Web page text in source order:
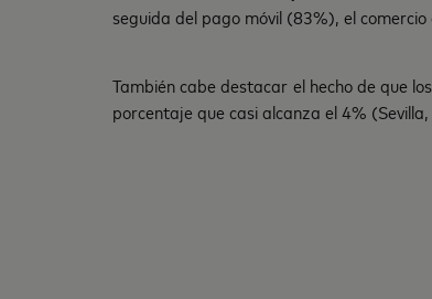
seguida del pago móvil (83%), el
También cabe destacar el hecho de que
porcentaje que casi alcanza el 4%